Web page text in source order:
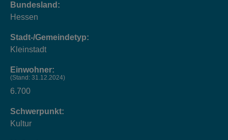
Bundesland:
Hessen
Stadt-/Gemeindetyp:
Kleinstadt
Einwohner:
(Stand: 31.12.2024)
6.700
Schwerpunkt:
Kultur